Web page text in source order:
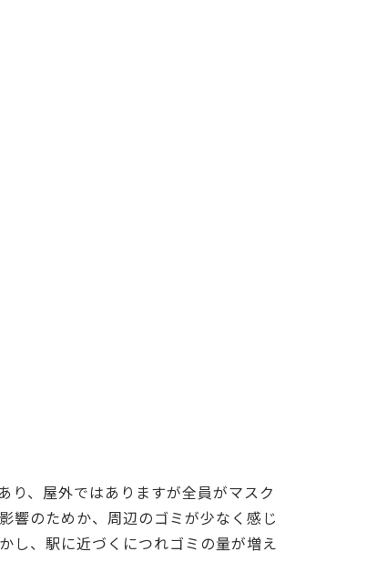
、屋外ではありますが全員がマスク
響のためか、周辺のゴミが少なく感じ
し、駅に近づくにつれゴミの量が増え